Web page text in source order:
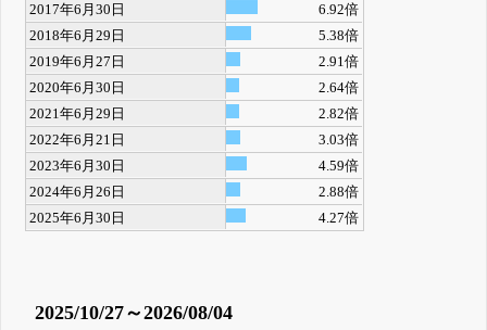
2017年6月30日
6.92倍
2018年6月29日
5.38倍
2019年6月27日
2.91倍
2020年6月30日
2.64倍
2021年6月29日
2.82倍
2022年6月21日
3.03倍
2023年6月30日
4.59倍
2024年6月26日
2.88倍
2025年6月30日
4.27倍
2025/10/27～2026/08/04